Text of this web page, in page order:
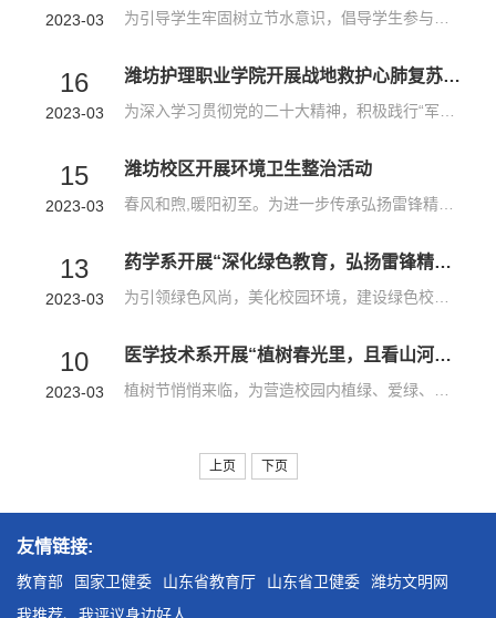
2023-03
16
2023-03
潍坊护理职业学院开展战地救护心肺复苏急救技能培训“军民共建”主题活动
15
2023-03
潍坊校区开展环境卫生整治活动
13
2023-03
药学系开展“深化绿色教育，弘扬雷锋精神”主题活动
10
2023-03
医学技术系开展“植树春光里，且看山河绿”植树节系列活动
上页 下页
友情链接:
教育部 国家卫健委 山东省教育厅 山东省卫健委
潍坊文明网